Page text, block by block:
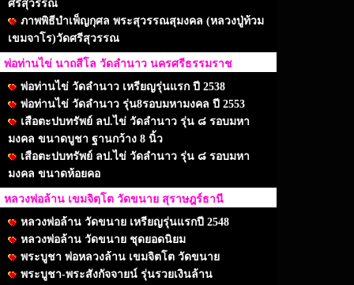
ศรีสุวรรณ
ภาพพิธีบำเพ็ญกุศล พระสุวรรณสุมงคล (หลวงปู่ท้วม
เขมจาโร)วัดศรีสุวรรณ
พ่อท่านไข่ นาถสีโล วัดลำนาว นครศรีธรรมราช
พ่อท่านไข่ วัดลำนาว เหรียญรุ่นแรก ปี 2538
พ่อท่านไข่ วัดลำนาว รุ่น8รอบมหามงคล ปี 2553
เสือตะปบทรัพย์ ลป.ไข่ วัดลำนาว รุ่น ๘ รอบมหา
มงคล ขนาดบูชา ฐานกว้าง 8 นิ้ว
เสือตะปบทรัพย์ ลป.ไข่ วัดลำนาว รุ่น ๘ รอบมหา
มงคล ขนาดห้อยคอ
หลวงพ่อล้าน เขมจิตฺโต วัดขนาย สุราษฎร์ธานี
หลวงพ่อล้าน วัดขนาย เหรียญรุ่นแรกปี 2548
หลวงพ่อล้าน วัดขนาย ชุดยอดนิยม
พระบูชา พ่อหลวงล้าน เขมจิตโต วัดขนาย
พระบูชา-พระสังกัจจายน์ รุ่นรวยเงินล้าน